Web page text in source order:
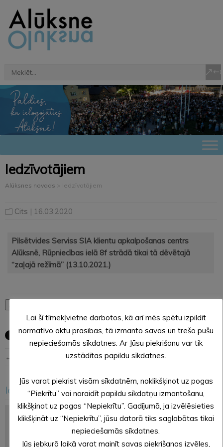
Iedzīvotājiem
Alūksnes novads > Iedzīvotājiem
Cits | 16.03.2020
Pilsētvides Serviss SIA klientu apkalpošanas centrs
Alūksnē, Rūpniecības ielā 8f strādā tikai tā dēvētajā
“zaļajā režīmā” (13.10.2021.)
← Iepriekšējā ziņa Nākošā ziņa →
Iesakām arī šo <
Lai šī tīmekļvietne darbotos, kā arī mēs spētu izpildīt
normatīvo aktu prasības, tā izmanto savas un trešo pušu
nepieciešamās sīkdatnes. Ar Jūsu piekrišanu var tik
uzstādītas papildu sīkdatnes.
Jūs varat piekrist visām sīkdatnēm, noklikšķinot uz pogas
“Piekrītu” vai noraidīt papildu sīkdatņu izmantošanu,
klikšķinot uz pogas “Nepiekrītu”. Gadījumā, ja izvēlēsieties
klikšķināt uz “Nepiekrītu”, jūsu datorā tiks saglabātas tikai
nepieciešamās sīkdatnes.
Jūs jebkurā laikā varat mainīt savas piekrišanas izvēles,